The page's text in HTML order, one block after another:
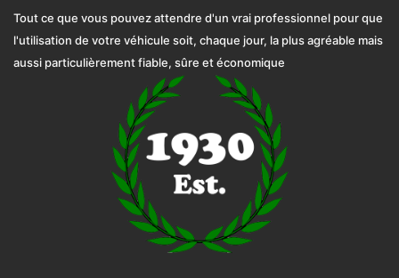
Tout ce que vous pouvez attendre d'un vrai professionnel pour que
l'utilisation de votre véhicule soit, chaque jour, la plus agréable mais
aussi particulièrement fiable, sûre et économique
https://www.nascarwraps.com